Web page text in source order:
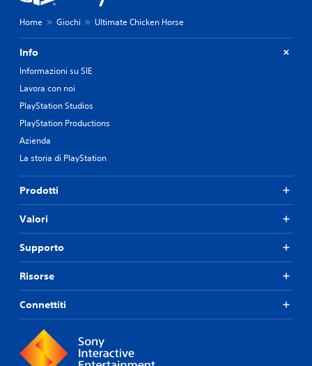
Home Giochi Ultimate Chicken Horse
Info
Informazioni su SIE
Lavora con noi
PlayStation Studios
PlayStation Productions
Azienda
La storia di PlayStation
Prodotti
Valori
Supporto
Risorse
Connettiti